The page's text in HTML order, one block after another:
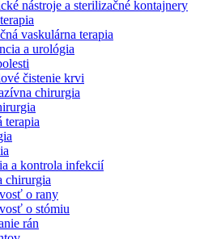
prevádzkujeme poradenstvo
jednotlivým metódam náhrady funkcie
ktoré potrebujete a navštívte nás.
nástroje a sterilizačné kontajnery
vaskulárna terapia
a urológia
čistenie krvi
chirurgia
terapia
a kontrola infekcií
chirurgia
o rany
o stómiu
rán